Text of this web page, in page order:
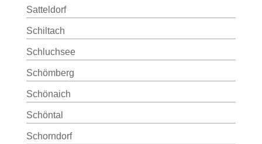
Satteldorf
Schiltach
Schluchsee
Schömberg
Schönaich
Schöntal
Schorndorf